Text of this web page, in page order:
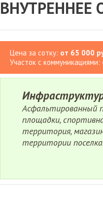
ВНУТРЕННЕЕ
Цена за сотку: от 65 000
Участок с коммуникациями:
Асфальтированный
площадки,
территория,
территории